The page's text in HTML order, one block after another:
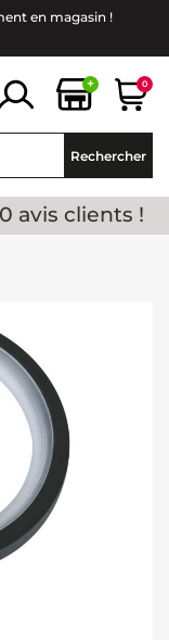
en magasin !
+ 0
Rechercher
avis clients !